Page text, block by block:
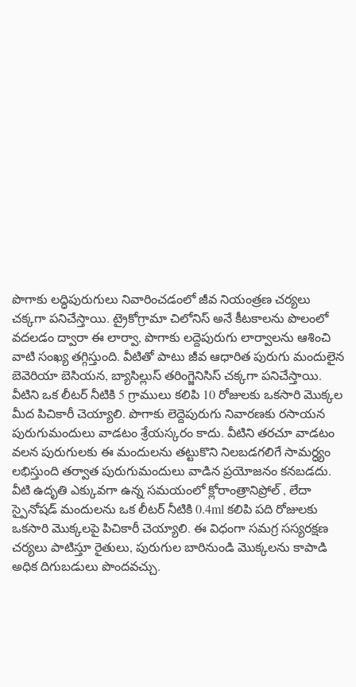
పొగాకు లద్ధిపురుగులు నివారించడంలో జీవ నియంత్రణ చర్యలు
చక్కగా పనిచేస్తాయి. ట్రైకోగ్రామా చిలోనిస్ అనే కీటకాలను పొలంలో
వదలడం ద్వారా ఈ లార్వా, పొగాకు లద్దెపురుగు లార్వాలను ఆశించి
వాటి సంఖ్య తగ్గిస్తుంది. వీటితో పాటు జీవ ఆధారిత పురుగు మందులైన
బెవెరియా బెసియన, బ్యాసిల్లుస్ తరింగ్జెనిసిస్ చక్కగా పనిచేస్తాయి.
వీటిని ఒక లీటర్ నీటికి 5 గ్రాములు కలిపి 10 రోజులకు ఒకసారి మొక్కల
మీద పిచికారీ చెయ్యాలి. పొగాకు లెద్దెపురుగు నివారణకు రసాయన
పురుగుమందులు వాడటం శ్రేయస్కరం కాదు. వీటిని తరచూ వాడటం
వలన పురుగులకు ఈ మందులను తట్టుకొని నిలబడగలిగే సామర్ధ్యం
లభిస్తుంది తర్వాత పురుగుమందులు వాడిన ప్రయోజనం కనబడదు.
వీటి ఉదృతి ఎక్కువగా ఉన్న సమయంలో క్లోరాంత్రానిప్రోల్ , లేదా
స్పైనోషడ్ మందులను ఒక లీటర్ నీటికి 0.4ml కలిపి పది రోజులకు
ఒకసారి మొక్కలపై పిచికారీ చెయ్యాలి. ఈ విధంగా సమగ్ర సస్యరక్షణ
చర్యలు పాటిస్తూ రైతులు, పురుగుల బారినుండి మొక్కలను కాపాడి
అధిక దిగుబడులు పొందవచ్చు.